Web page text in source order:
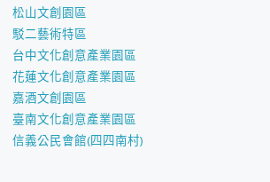
松山文創園區
駁二藝術特區
台中文化創意產業園區
花蓮文化創意產業園區
嘉酒文創園區
臺南文化創意產業園區
信義公民會館(四四南村)